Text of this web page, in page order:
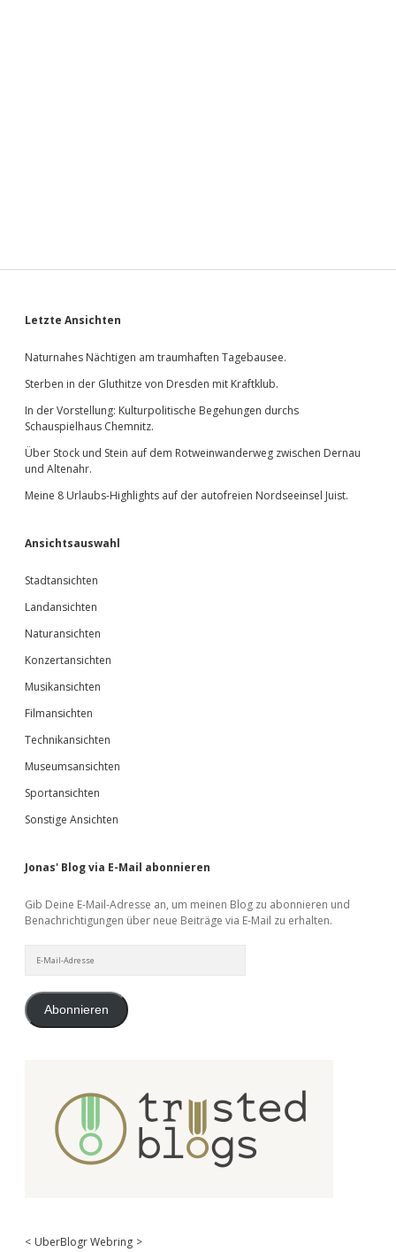
Sidebar
Letzte Ansichten
Naturnahes Nächtigen am traumhaften Tagebausee.
Sterben in der Gluthitze von Dresden mit Kraftklub.
In der Vorstellung: Kulturpolitische Begehungen durchs
Schauspielhaus Chemnitz.
Über Stock und Stein auf dem Rotweinwanderweg zwischen Dernau
und Altenahr.
Meine 8 Urlaubs-Highlights auf der autofreien Nordseeinsel Juist.
Ansichtsauswahl
Stadtansichten
Landansichten
Naturansichten
Konzertansichten
Musikansichten
Filmansichten
Technikansichten
Museumsansichten
Sportansichten
Sonstige Ansichten
Jonas' Blog via E-Mail abonnieren
Gib Deine E-Mail-Adresse an, um meinen Blog zu abonnieren und
Benachrichtigungen über neue Beiträge via E-Mail zu erhalten.
Mail-
Abonnieren
< UberBlogr Webring >